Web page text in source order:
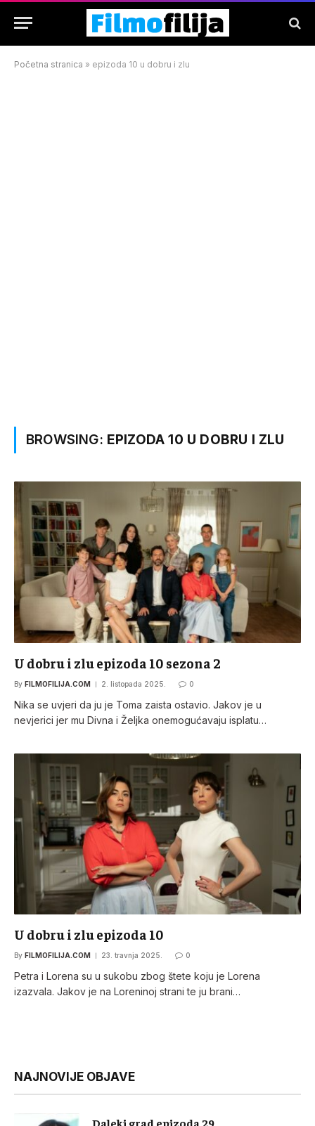
Početna stranica » epizoda 10 u dobru i zlu
BROWSING: EPIZODA 10 U DOBRU I ZLU
U dobru i zlu epizoda 10 sezona 2
By FILMOFILIJA.COM 2. listopada 2025. 0
Nika se uvjeri da ju je Toma zaista ostavio. Jakov je u
nevjerici jer mu Divna i Željka onemogućavaju isplatu…
U dobru i zlu epizoda 10
By FILMOFILIJA.COM 23. travnja 2025. 0
Petra i Lorena su u sukobu zbog štete koju je Lorena
izazvala. Jakov je na Loreninoj strani te ju brani…
NAJNOVIJE OBJAVE
Daleki grad epizoda 29